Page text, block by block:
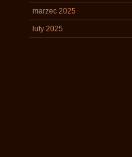
marzec 2025
luty 2025